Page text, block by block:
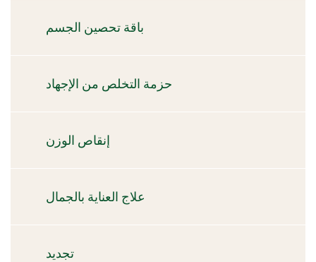
باقة تحصين الجسم
حزمة التخلص من الإجهاد
إنقاص الوزن
علاج العناية بالجمال
تجديد